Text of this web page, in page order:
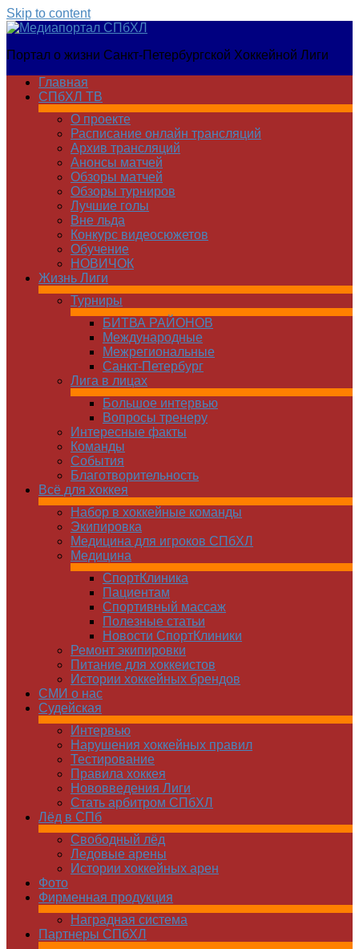
Skip to content
Медиапортал
Портал о жизни Санкт-Петербургской Хоккейной Лиги
Главная
СПбХЛ ТВ
О проекте
Расписание онлайн трансляций
Архив трансляций
Анонсы матчей
Обзоры матчей
Обзоры турниров
Лучшие голы
Вне льда
Конкурс видеосюжетов
Обучение
НОВИЧОК
Жизнь Лиги
Турниры
БИТВА РАЙОНОВ
Международные
Межрегиональные
Санкт-Петербург
Лига в лицах
Большое интервью
Вопросы тренеру
Интересные факты
Команды
Cобытия
Благотворительность
Всё для хоккея
Набор в хоккейные команды
Экипировка
Медицина для игроков СПбХЛ
Медицина
СпортКлиника
Пациентам
Спортивный массаж
Полезные статьи
Новости СпортКлиники
Ремонт экипировки
Питание для хоккеистов
Истории хоккейных брендов
СМИ о нас
Судейская
Интервью
Нарушения хоккейных правил
Тестирование
Правила хоккея
Нововведения Лиги
Стать арбитром СПбХЛ
Лёд в СПб
Свободный лёд
Ледовые арены
Истории хоккейных арен
Фото
Фирменная продукция
Наградная система
Партнеры СПбХЛ